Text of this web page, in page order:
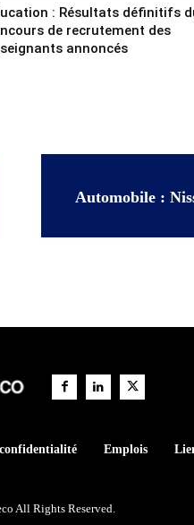
: Résultats définitifs
de recrutement des
annoncés
Automobile :
Emplois
All Rights Reserved.